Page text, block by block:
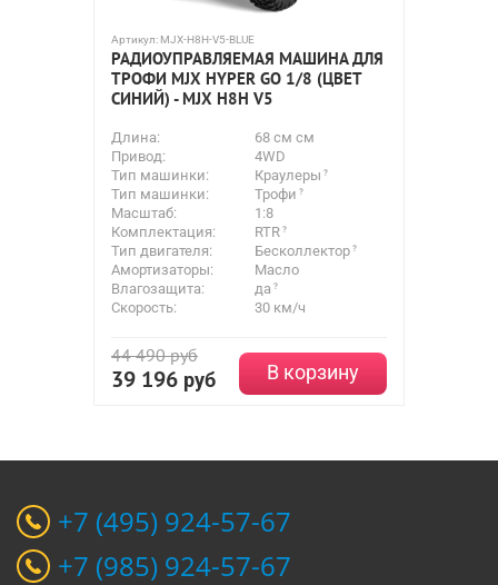
Артикул: MJX-H8H-V5-BLUE
РАДИОУПРАВЛЯЕМАЯ МАШИНА ДЛЯ
ТРОФИ MJX HYPER GO 1/8 (ЦВЕТ
СИНИЙ) - MJX H8H V5
Длина:
68 см см
Привод:
4WD
Тип машинки:
Краулеры
Тип машинки:
Трофи
Масштаб:
1:8
Комплектация:
RTR
Тип двигателя:
Бесколлектор
Амортизаторы:
Масло
Влагозащита:
да
Скорость:
30 км/ч
44 490руб
39 196 руб В корзину
+7 (495) 924-57-67
+7 (985) 924-57-67